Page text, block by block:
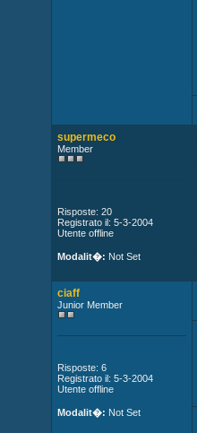
supermeco
Member
Risposte: 20
Registrato il: 5-3-2004
Utente offline
Modalit�: Not Set
ciaff
Junior Member
Risposte: 6
Registrato il: 5-3-2004
Utente offline
Modalit�: Not Set